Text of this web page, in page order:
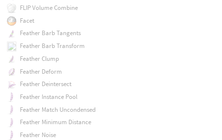
FLIP Volume Combine
Facet
Feather Barb Tangents
Feather Barb Transform
Feather Clump
Feather Deform
Feather Deintersect
Feather Instance Pool
Feather Match Uncondensed
Feather Minimum Distance
Feather Noise